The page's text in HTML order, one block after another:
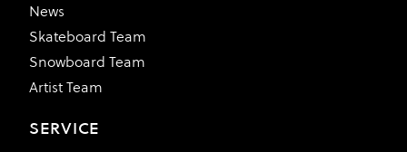
News
Skateboard Team
Snowboard Team
Artist Team
SERVICE